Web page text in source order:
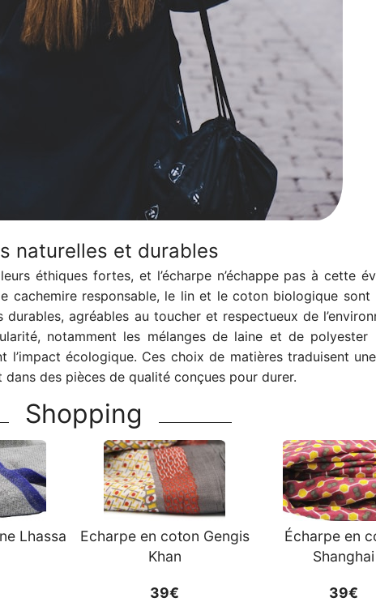
naturelles et durables
éthiques fortes, et l’écharpe n’échappe pas à cette
cachemire responsable, le lin et le coton biologique sont
agréables au toucher et respectueux de
notamment les mélanges de laine et de polyester
écologique. Ces choix de matières traduisent
des pièces de qualité conçues pour durer.
Shopping
Lhassa
Echarpe en coton Gengis
Khan
39€
Écharpe en
Shanghai
39€